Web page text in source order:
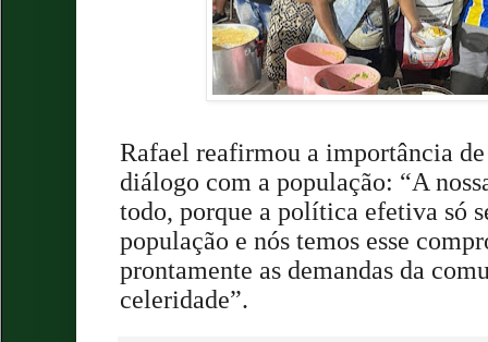
Rafael reafirmou a importância
diálogo com a população: “A
todo, porque a política efetiva só
população e nós temos esse
prontamente as demandas da
celeridade”.